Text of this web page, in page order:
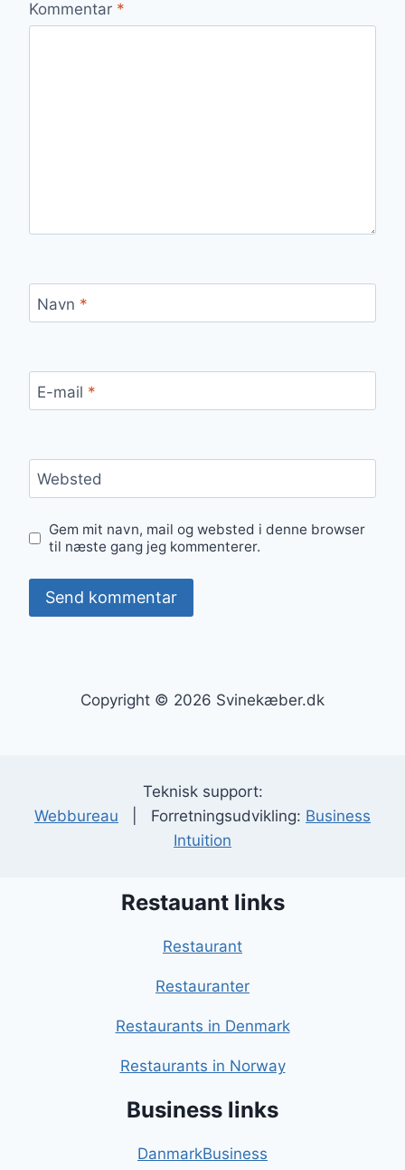
Kommentar *
Navn *
E-mail *
Websted
Gem mit navn, mail og websted i denne browser
til næste gang jeg kommenterer.
Copyright © 2026 Svinekæber.dk
Teknisk support:
Webbureau | Forretningsudvikling: Business
Intuition
Restauant links
Restaurant
Restauranter
Restaurants in Denmark
Restaurants in Norway
Business links
DanmarkBusiness